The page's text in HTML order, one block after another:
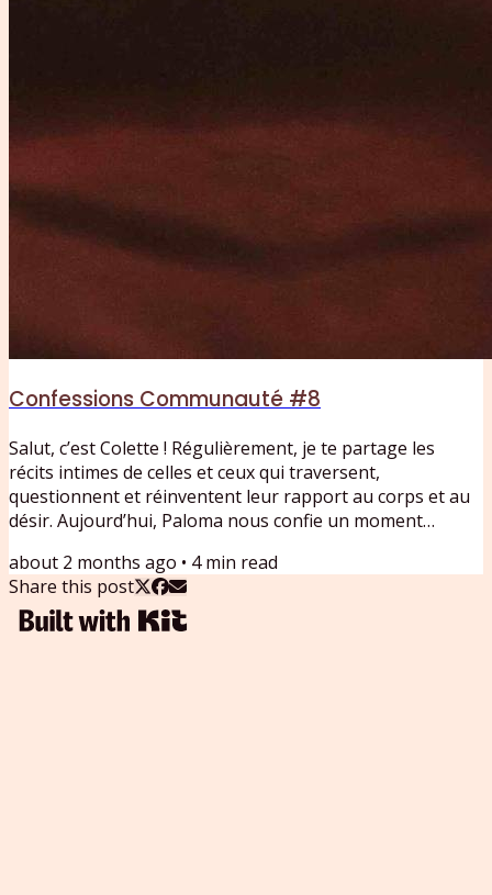
Confessions Communauté #8
Salut, c’est Colette ! Régulièrement, je te partage les
récits intimes de celles et ceux qui traversent,
questionnent et réinventent leur rapport au corps et au
désir. Aujourd’hui, Paloma nous confie un moment
bouleversements de la ménopause, elle entame une
métamorphose profonde.Entre désillusion, prise de
conscience et réappropriation de soi, son témoignage
about 2 months ago • 4min read
Share this post